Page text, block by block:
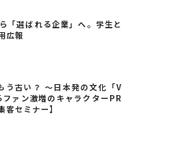
「選ばれる企業」へ。学生と
広報
う古い？ ～日本発の文化「V
ァン激増のキャラクターPR
客セミナー】